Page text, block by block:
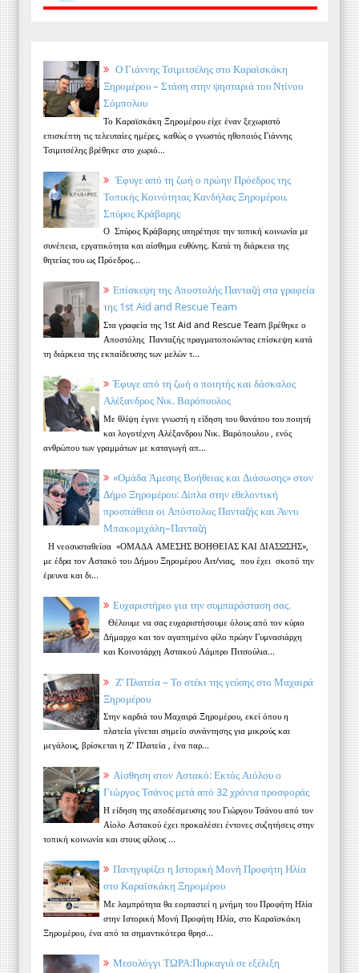
Ο Γιάννης Τσιμιτσέλης στο Καραϊσκάκη
Ξηρομέρου – Στάση στην ψησταριά του Ντίνου
Σόμπολου
Το Καραϊσκάκη Ξηρομέρου είχε έναν ξεχωριστό
επισκέπτη τις τελευταίες ημέρες, καθώς ο γνωστός ηθοποιός Γιάννης
Τσιμιτσέλης βρέθηκε στο χωριό...
Έφυγε από τη ζωή ο πρώην Πρόεδρος της
Τοπικής Κοινότητας Κανδήλας Ξηρομέρου,
Σπύρος Κράβαρης
Ο Σπύρος Κράβαρης υπηρέτησε την τοπική κοινωνία με
συνέπεια, εργατικότητα και αίσθημα ευθύνης. Κατά τη διάρκεια της
θητείας του ως Πρόεδρος...
Επίσκεψη της Αποστολής Πανταζή στα γραφεία
της 1st Aid and Rescue Team
Στα γραφεία της 1st Aid and Rescue Team βρέθηκε ο
Αποστόλης Πανταζής πραγματοποιώντας επίσκεψη κατά
τη διάρκεια της εκπαίδευσης των μελών τ...
Έφυγε από τη ζωή ο ποιητής και δάσκαλος
Αλέξανδρος Νικ. Βαρόπουλος
Με θλίψη έγινε γνωστή η είδηση του θανάτου του ποιητή
και λογοτέχνη Αλέξανδρου Νικ. Βαρόπουλου , ενός
ανθρώπου των γραμμάτων με καταγωγή απ...
«Ομάδα Άμεσης Βοήθειας και Διάσωσης» στον
Δήμο Ξηρομέρου: Δίπλα στην εθελοντική
προσπάθεια οι Απόστολος Πανταζής και Άννυ
Μπακομιχάλη–Πανταζή
Η νεοσυσταθείσα «ΟΜΑΔΑ ΑΜΕΣΗΣ ΒΟΗΘΕΙΑΣ ΚΑΙ ΔΙΑΣΩΣΗΣ»,
με έδρα τον Αστακό του Δήμου Ξηρομέρου Αιτ/νιας, που έχει σκοπό την
έρευνα και δι...
Ευχαριστήριο για την συμπαράσταση σας.
Θέλουμε να σας ευχαριστήσουμε όλους από τον κύριο
Δήμαρχο και τον αγαπημένο φίλο πρώην Γυμνασιάρχη
και Κοινοτάρχη Αστακού Λάμπρο Πιτσούλια...
Ζ’ Πλατεία – Το στέκι της γεύσης στο Μαχαιρά
Ξηρομέρου
Στην καρδιά του Μαχαιρά Ξηρομέρου, εκεί όπου η
πλατεία γίνεται σημείο συνάντησης για μικρούς και
μεγάλους, βρίσκεται η Ζ’ Πλατεία , ένα παρ...
Αίσθηση στον Αστακό: Εκτός Αιόλου ο
Γιώργος Τσάνος μετά από 32 χρόνια προσφοράς
Η είδηση της αποδέσμευσης του Γιώργου Τσάνου από τον
Αίολο Αστακού έχει προκαλέσει έντονες συζητήσεις στην
τοπική κοινωνία και στους φίλους ...
Πανηγυρίζει η Ιστορική Μονή Προφήτη Ηλία
στο Καραϊσκάκη Ξηρομέρου
Με λαμπρότητα θα εορταστεί η μνήμη του Προφήτη Ηλία
στην Ιστορική Μονή Προφήτη Ηλία, στο Καραϊσκάκη
Ξηρομέρου, ένα από τα σημαντικότερα θρησ...
Μεσολόγγι ΤΩΡΑ:Πυρκαγιά σε εξέλιξη